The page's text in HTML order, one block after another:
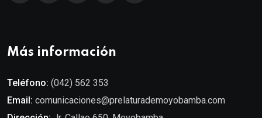
Más información
Teléfono: (042) 562 353
Email: comunicaciones@prelaturademoyobamba.com